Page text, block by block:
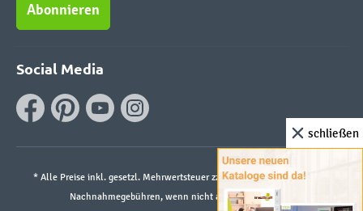
Abonnieren
Social Media
* Alle Preise inkl. gesetzl. Mehrwertsteuer zzgl.Versandkostenund ggf.
Nachnahmegebühren, wenn nicht anders angegeben.
schließen